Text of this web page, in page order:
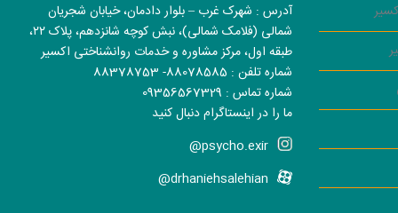
آدرس : شهرک غرب – بلوار دادمان، خیابان شجریان
شمالی (فلامک شمالی)، نبش کوچه شانزدهم، پلاک ۲۲،
طبقه اول، مرکز مشاوره و خدمات روانشناختی اکسیر
شماره تلفن : 88078585- 88378753
شماره تماس : 09356567329
ما را در اینستاگرام دنبال کنید
psycho.exir@
drhaniehsalehian@